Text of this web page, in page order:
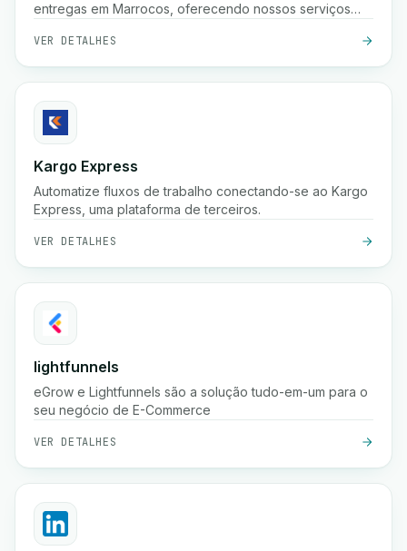
entregas em Marrocos, oferecendo nossos serviços
VER DETALHES
Kargo Express
Automatize fluxos de trabalho conectando-se ao Kargo
Express, uma plataforma de terceiros.
VER DETALHES
lightfunnels
eGrow e Lightfunnels são a solução tudo-em-um para o
seu negócio de E-Commerce
VER DETALHES